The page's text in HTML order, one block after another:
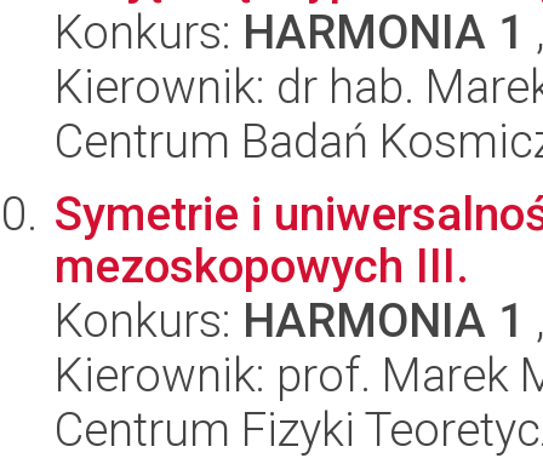
Konkurs: HARMONIA 1
Kierownik: dr hab.
Centrum Badań
Symetrie i
mezoskopowych III.
Konkurs: HARMONIA 1
Kierownik: prof. Marek
Centrum Fizyki